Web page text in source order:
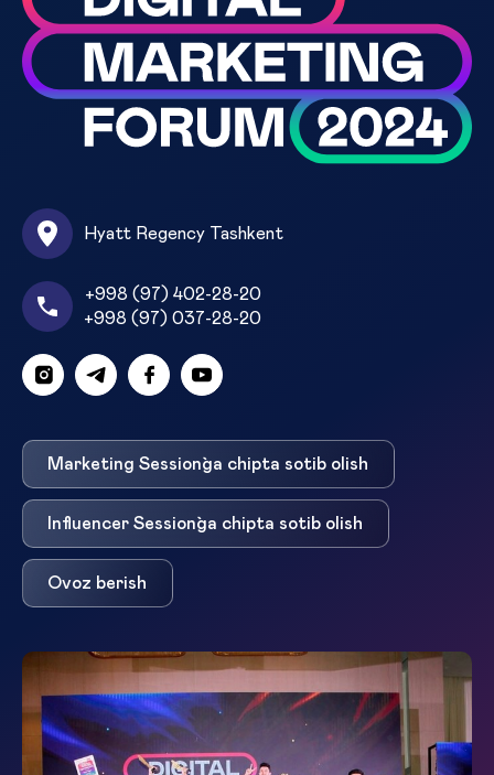
Hyatt Regency Tashkent
+998 (97) 402-28-20
+998 (97) 037-28-20
Marketing Session`ga chipta sotib olish
Influencer Session`ga chipta sotib olish
Ovoz berish